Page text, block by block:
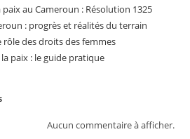
au Cameroun : Résolution 1325
: progrès et réalités du terrain
rôle des droits des femmes
paix : le guide pratique
Aucun commentaire à afficher.